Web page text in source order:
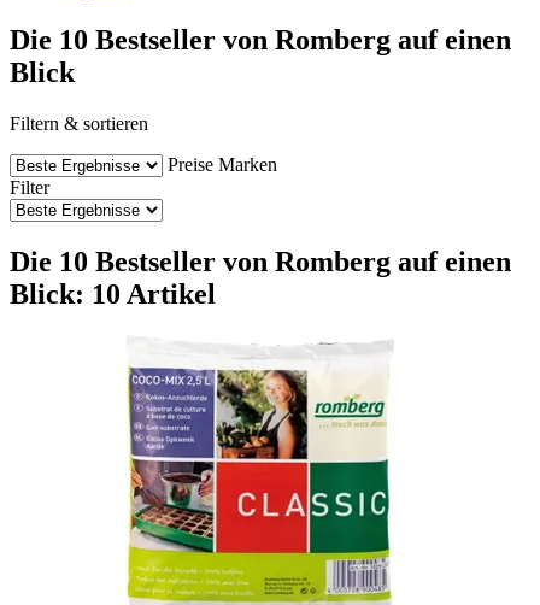
Die 10 Bestseller von Romberg auf einen
Blick
Filtern & sortieren
Preise Marken
Filter
Die 10 Bestseller von Romberg auf einen
Blick: 10 Artikel